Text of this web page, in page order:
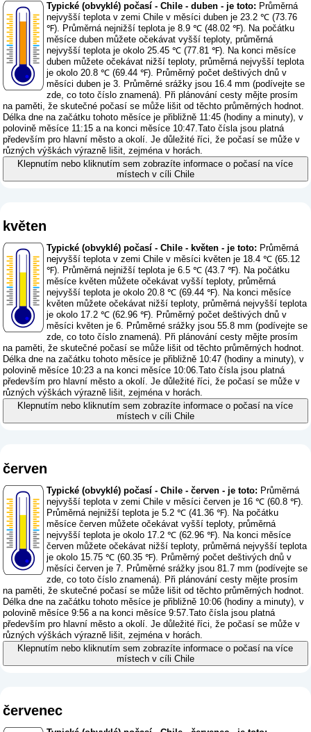
Typické (obvyklé) počasí - Chile - duben - je toto: Průměrná
nejvyšší teplota v zemi Chile v měsíci duben je 23.2 ℃ (73.76
℉). Průměrná nejnižší teplota je 8.9 ℃ (48.02 ℉). Na počátku
měsíce duben můžete očekávat vyšší teploty, průměrná
nejvyšší teplota je okolo 25.45 ℃ (77.81 ℉). Na konci měsíce
duben můžete očekávat nižší teploty, průměrná nejvyšší teplota
je okolo 20.8 ℃ (69.44 ℉). Průměrný počet deštivých dnů v
měsíci duben je 3. Průměrné srážky jsou 16.4 mm (podívejte se
zde, co toto číslo znamená). Při plánování cesty mějte prosím
na paměti, že skutečné počasí se může lišit od těchto průměrných hodnot.
Délka dne na začátku tohoto měsíce je přibližně 11:45 (hodiny a minuty), v
polovině měsíce 11:15 a na konci měsíce 10:47.Tato čísla jsou platná
především pro hlavní město a okolí. Je důležité říci, že počasí se může v
různých výškách výrazně lišit, zejména v horách.
Klepnutím nebo kliknutím sem zobrazíte informace o počasí na více
místech v cíli Chile
květen
Typické (obvyklé) počasí - Chile - květen - je toto: Průměrná
nejvyšší teplota v zemi Chile v měsíci květen je 18.4 ℃ (65.12
℉). Průměrná nejnižší teplota je 6.5 ℃ (43.7 ℉). Na počátku
měsíce květen můžete očekávat vyšší teploty, průměrná
nejvyšší teplota je okolo 20.8 ℃ (69.44 ℉). Na konci měsíce
květen můžete očekávat nižší teploty, průměrná nejvyšší teplota
je okolo 17.2 ℃ (62.96 ℉). Průměrný počet deštivých dnů v
měsíci květen je 6. Průměrné srážky jsou 55.8 mm (podívejte se
zde, co toto číslo znamená). Při plánování cesty mějte prosím
na paměti, že skutečné počasí se může lišit od těchto průměrných hodnot.
Délka dne na začátku tohoto měsíce je přibližně 10:47 (hodiny a minuty), v
polovině měsíce 10:23 a na konci měsíce 10:06.Tato čísla jsou platná
především pro hlavní město a okolí. Je důležité říci, že počasí se může v
různých výškách výrazně lišit, zejména v horách.
Klepnutím nebo kliknutím sem zobrazíte informace o počasí na více
místech v cíli Chile
červen
Typické (obvyklé) počasí - Chile - červen - je toto: Průměrná
nejvyšší teplota v zemi Chile v měsíci červen je 16 ℃ (60.8 ℉).
Průměrná nejnižší teplota je 5.2 ℃ (41.36 ℉). Na počátku
měsíce červen můžete očekávat vyšší teploty, průměrná
nejvyšší teplota je okolo 17.2 ℃ (62.96 ℉). Na konci měsíce
červen můžete očekávat nižší teploty, průměrná nejvyšší teplota
je okolo 15.75 ℃ (60.35 ℉). Průměrný počet deštivých dnů v
měsíci červen je 7. Průměrné srážky jsou 81.7 mm (podívejte se
zde, co toto číslo znamená). Při plánování cesty mějte prosím
na paměti, že skutečné počasí se může lišit od těchto průměrných hodnot.
Délka dne na začátku tohoto měsíce je přibližně 10:06 (hodiny a minuty), v
polovině měsíce 9:56 a na konci měsíce 9:57.Tato čísla jsou platná
především pro hlavní město a okolí. Je důležité říci, že počasí se může v
různých výškách výrazně lišit, zejména v horách.
Klepnutím nebo kliknutím sem zobrazíte informace o počasí na více
místech v cíli Chile
červenec